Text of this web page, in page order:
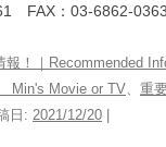
FAX：03-6862-0363
報！｜Recommended
or TV
重
日: 2021/12/20